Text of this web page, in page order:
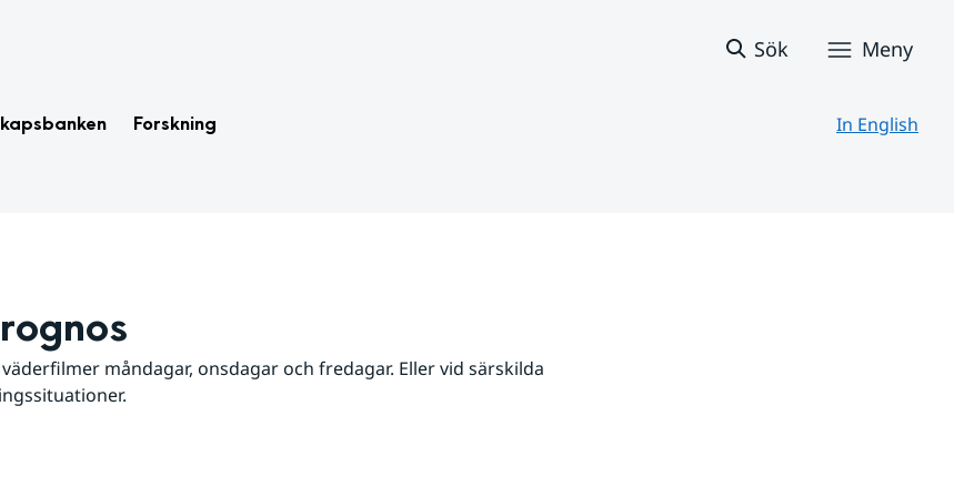
Sök Meny
Forskning In English
måndagar, onsdagar och fredagar. Eller vid särskilda